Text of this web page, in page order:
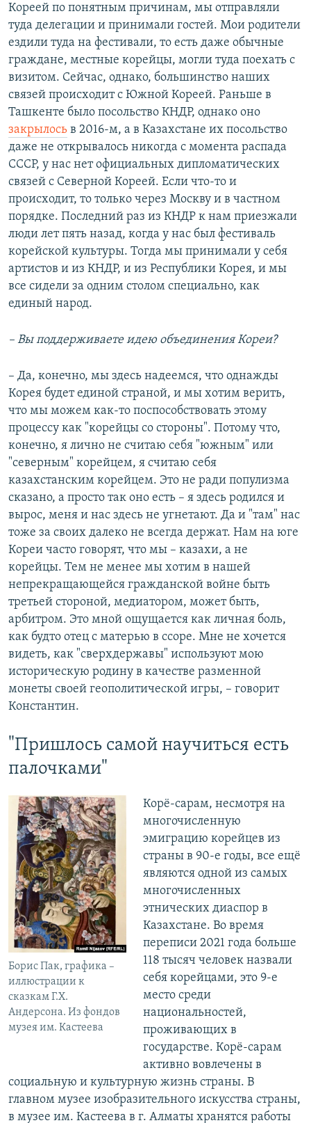
Кореей по понятным причинам, мы отправляли
туда делегации и принимали гостей. Мои родители
ездили туда на фестивали, то есть даже обычные
граждане, местные корейцы, могли туда поехать с
визитом. Сейчас, однако, большинство наших
связей происходит с Южной Кореей. Раньше в
Ташкенте было посольство КНДР, однако оно
закрылось в 2016-м, а в Казахстане их посольство
даже не открывалось никогда с момента распада
СССР, у нас нет официальных дипломатических
связей с Северной Кореей. Если что-то и
происходит, то только через Москву и в частном
порядке. Последний раз из КНДР к нам приезжали
люди лет пять назад, когда у нас был фестиваль
корейской культуры. Тогда мы принимали у себя
артистов и из КНДР, и из Республики Корея, и мы
все сидели за одним столом специально, как
единый народ.
– Вы поддерживаете идею объединения Кореи?
– Да, конечно, мы здесь надеемся, что однажды
Корея будет единой страной, и мы хотим верить,
что мы можем как-то поспособствовать этому
процессу как "корейцы со стороны". Потому что,
конечно, я лично не считаю себя "южным" или
"северным" корейцем, я считаю себя
казахстанским корейцем. Это не ради популизма
сказано, а просто так оно есть – я здесь родился и
вырос, меня и нас здесь не угнетают. Да и "там" нас
тоже за своих далеко не всегда держат. Нам на юге
Кореи часто говорят, что мы – казахи, а не
корейцы. Тем не менее мы хотим в нашей
непрекращающейся гражданской войне быть
третьей стороной, медиатором, может быть,
арбитром. Это мной ощущается как личная боль,
как будто отец с матерью в ссоре. Мне не хочется
видеть, как "сверхдержавы" используют мою
историческую родину в качестве разменной
монеты своей геополитической игры, – говорит
Константин.
"Пришлось самой научиться есть
палочками"
Борис Пак, графика –
иллюстрации к
сказкам Г.Х.
Андерсона. Из фондов
музея им. Кастеева
Корё-сарам, несмотря на
многочисленную
эмиграцию корейцев из
страны в 90-е годы, все ещё
являются одной из самых
многочисленных
этнических диаспор в
Казахстане. Во время
переписи 2021 года больше
118 тысяч человек назвали
себя корейцами, это 9-е
место среди
национальностей,
проживающих в
государстве. Корё-сарам
активно вовлечены в
социальную и культурную жизнь страны. В
главном музее изобразительного искусства страны,
в музее им. Кастеева в г. Алматы хранятся работы